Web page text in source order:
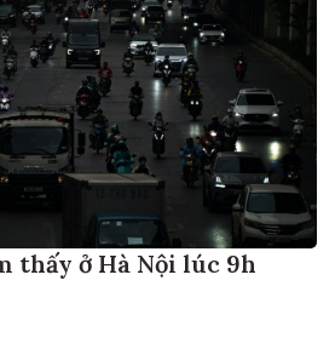
thấy ở Hà Nội lúc 9h